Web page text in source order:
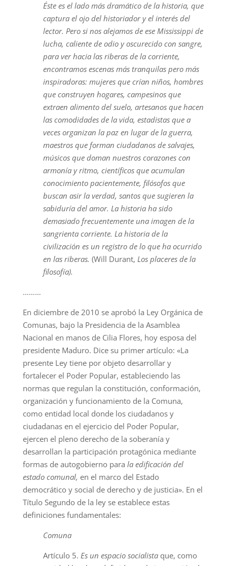
Éste es el lado más dramático de la historia, que
captura el ojo del historiador y el interés del
lector. Pero si nos alejamos de ese Mississippi de
lucha, caliente de odio y oscurecido con sangre,
para ver hacia las riberas de la corriente,
encontramos escenas más tranquilas pero más
inspiradoras: mujeres que crían niños, hombres
que construyen hogares, campesinos que
extraen alimento del suelo, artesanos que hacen
las comodidades de la vida, estadistas que a
veces organizan la paz en lugar de la guerra,
maestros que forman ciudadanos de salvajes,
músicos que doman nuestros corazones con
armonía y ritmo, científicos que acumulan
conocimiento pacientemente, filósofos que
buscan asir la verdad, santos que sugieren la
sabiduría del amor. La historia ha sido
demasiado frecuentemente una imagen de la
sangrienta corriente. La historia de la
civilización es un registro de lo que ha ocurrido
en las riberas. (Will Durant, Los placeres de la
filosofía).
………
En diciembre de 2010 se aprobó la Ley Orgánica de
Comunas, bajo la Presidencia de la Asamblea
Nacional en manos de Cilia Flores, hoy esposa del
presidente Maduro. Dice su primer artículo: «La
presente Ley tiene por objeto desarrollar y
fortalecer el Poder Popular, estableciendo las
normas que regulan la constitución, conformación,
organización y funcionamiento de la Comuna,
como entidad local donde los ciudadanos y
ciudadanas en el ejercicio del Poder Popular,
ejercen el pleno derecho de la soberanía y
desarrollan la participación protagónica mediante
formas de autogobierno para la edificación del
estado comunal, en el marco del Estado
democrático y social de derecho y de justicia». En el
Título Segundo de la ley se establece estas
definiciones fundamentales:
Comuna
Artículo 5. Es un espacio socialistaque, como